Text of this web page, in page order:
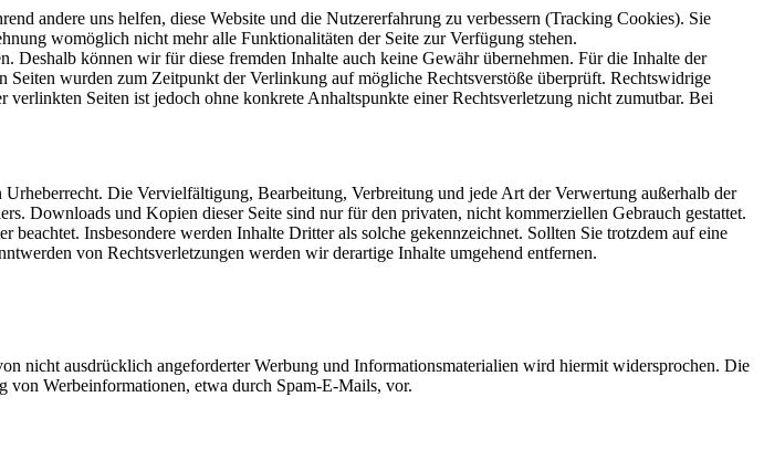
können wir für diese fremden Inhalte auch keine Gewähr übernehmen. Für die Inhalte der
wurden zum Zeitpunkt der Verlinkung auf mögliche Rechtsverstöße überprüft. Rechtswidrige
Seiten ist jedoch ohne konkrete Anhaltspunkte einer Rechtsverletzung nicht zumutbar. Bei
Die Vervielfältigung, Bearbeitung, Verbreitung und jede Art der Verwertung außerhalb der
Downloads und Kopien dieser Seite sind nur für den privaten, nicht kommerziellen Gebrauch gestattet.
Insbesondere werden Inhalte Dritter als solche gekennzeichnet. Sollten Sie trotzdem auf eine
von Rechtsverletzungen werden wir derartige Inhalte umgehend entfernen.
nicht ausdrücklich angeforderter Werbung und Informationsmaterialien wird hiermit widersprochen. Die
von Werbeinformationen, etwa durch Spam-E-Mails, vor.
andere uns helfen, diese Website und die Nutzererfahrung zu verbessern (Tracking Cookies). Sie
womöglich nicht mehr alle Funktionalitäten der Seite zur Verfügung stehen.